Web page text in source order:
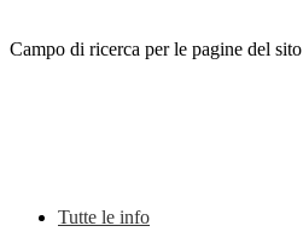
Campo di ricerca per le pagine del sito
Tutte le info